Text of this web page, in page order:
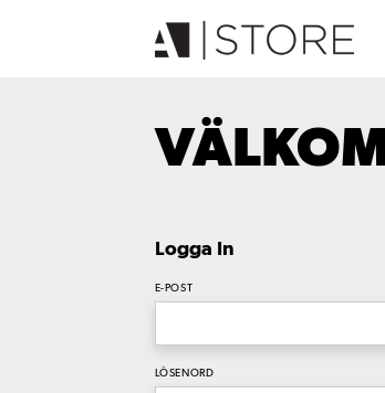
Logga In
E-POST
LÖSENORD